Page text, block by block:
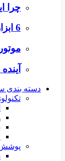
چرا
6 ابزار تولید محتوا در سنجور که هر نویسنده به آن‌ها نیاز دارد
دسته بندی
پوشش